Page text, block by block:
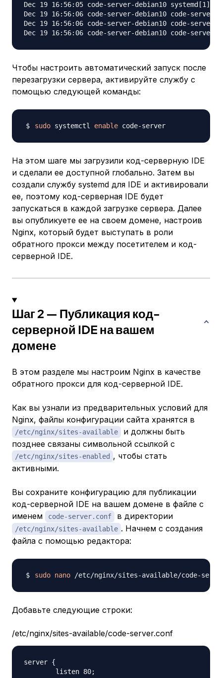
Dec 19 16:56:05 code-server-debian10 systemd[1]:
Dec 19 16:56:06 code-server-debian10 code-
Dec 19 16:56:06 code-server-debian10 code-
Чтобы настроить автоматический запуск после
перезагрузки сервера, активируйте службу с
помощью следующей команды:
sudo systemctl enable
На этом шаге мы загрузили код-серверную IDE
и сделали ее доступной глобально. Затем вы
создали службу systemd для IDE и активировали
ее, поэтому код-серверная IDE будет
запускаться в каждой загрузке сервера. Далее
вы опубликуете ее на своем домене, настроив
Nginx, который будет выступать в роли
обратного прокси между посетителем и код-
серверной IDE.
Шаг 2 — Публикация код-
серверной IDE на вашем
домене
В этом разделе мы настроим Nginx в качестве
обратного прокси для код-серверной IDE.
Как вы узнали из предварительных условий для
Nginx, файлы конфигурации сайта хранятся в
/etc/nginx/sites-available
и должны быть
позднее связаны символьной ссылкой с
/etc/nginx/sites-enabled , чтобы стать
активными.
Вы сохраните конфигурацию для публикации
код-серверной IDE на вашем домене в файле с
именем
code-server.conf в директории
/etc/nginx/sites-available . Начнем с создания
файла с помощью редактора:
sudo nano
Добавьте следующие строки:
/etc/nginx/sites-available/code-server.conf
server {